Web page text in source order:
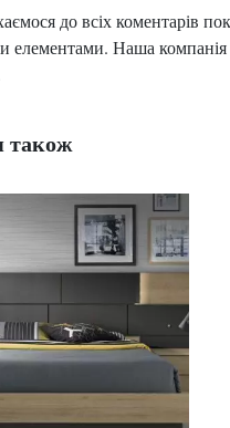
до всіх коментарів
елементами. Наша компанія
також